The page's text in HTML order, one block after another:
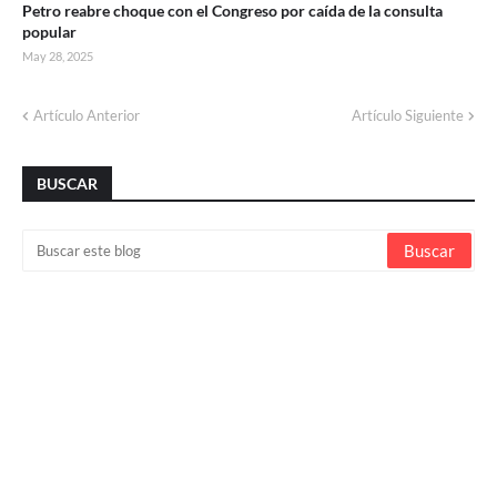
Petro reabre choque con el Congreso por caída de la consulta
popular
May 28, 2025
Artículo Anterior Artículo Siguiente
BUSCAR